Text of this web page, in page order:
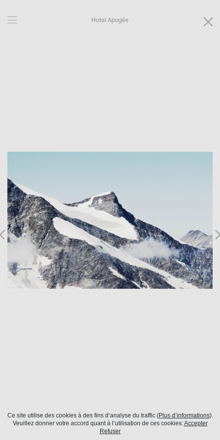
Hotel Apogée
Courchevel
Ce site utilise des cookies à des fins d’analyse du traffic (Plus d’informations).
Veuillez donner votre accord quant à l’utilisation de ces cookies:Accepter
Refuser